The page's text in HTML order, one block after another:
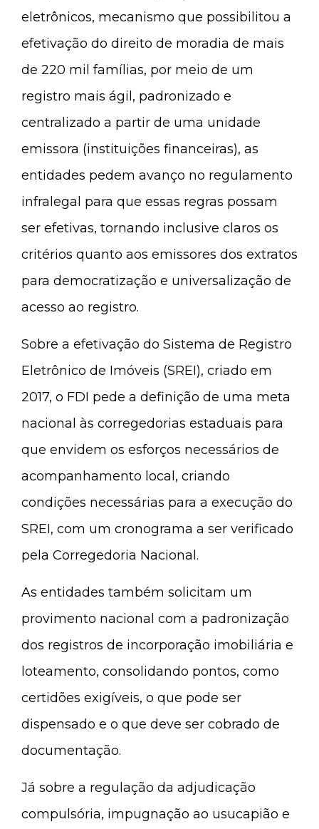
eletrônicos, mecanismo que possibilitou a
efetivação do direito de moradia de mais
de 220 mil famílias, por meio de um
registro mais ágil, padronizado e
centralizado a partir de uma unidade
emissora (instituições financeiras), as
entidades pedem avanço no regulamento
infralegal para que essas regras possam
ser efetivas, tornando inclusive claros os
critérios quanto aos emissores dos extratos
para democratização e universalização de
acesso ao registro.
Sobre a efetivação do Sistema de Registro
Eletrônico de Imóveis (SREI), criado em
2017, o FDI pede a definição de uma meta
nacional às corregedorias estaduais para
que envidem os esforços necessários de
acompanhamento local, criando
condições necessárias para a execução do
SREI, com um cronograma a ser verificado
pela Corregedoria Nacional.
As entidades também solicitam um
provimento nacional com a padronização
dos registros de incorporação imobiliária e
loteamento, consolidando pontos, como
certidões exigíveis, o que pode ser
dispensado e o que deve ser cobrado de
documentação.
Já sobre a regulação da adjudicação
compulsória, impugnação ao usucapião e